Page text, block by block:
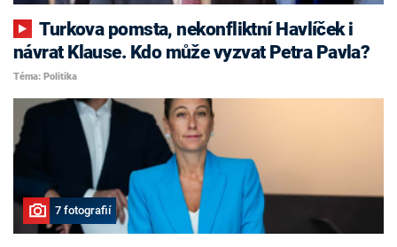
Turkova pomsta, nekonfliktní Havlíček i
návrat Klause. Kdo může vyzvat Petra Pavla?
Téma: Politika
7 fotografií